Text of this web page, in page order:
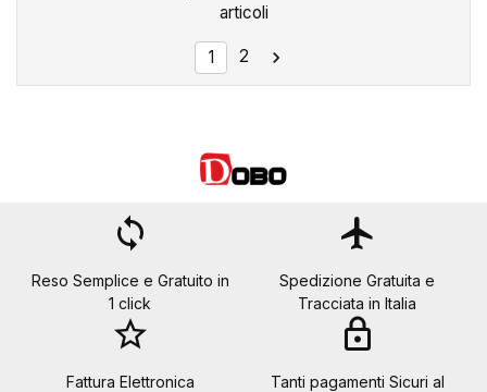
articoli
1 2 
loop
Reso Semplice e Gratuito in
1 click
flight
Spedizione Gratuita e
Tracciata in Italia
star_border
Fattura Elettronica
lock
Tanti pagamenti Sicuri al